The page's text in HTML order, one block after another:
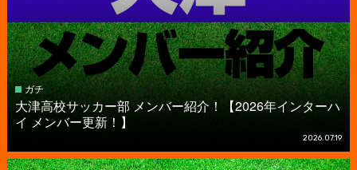
ガチ
大津高校サッカー部 メンバー紹介！【2026年インターハ
イ メンバー更新！】
2026.07.19